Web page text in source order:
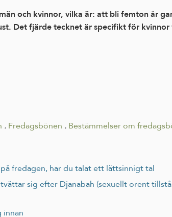
och kvinnor, vilka är: att bli femton år
Det fjärde tecknet är specifikt för
.Fredagsbönen .Bestämmelser om
fredagen, har du talat ett lättsinnigt tal
sig efter Djanabah (sexuellt orent